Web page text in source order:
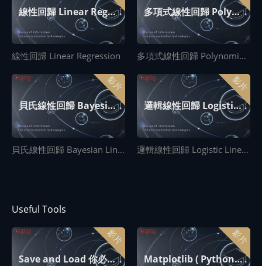
線性回歸 Linear Regression
線性回歸 Linear Regression
多項式線性回歸 Polynomial Linear Regression
多項式線性回歸 Polynomial Linear Regression
影片
貝氏線性回歸 Bayesian Linear Regression
貝氏線性回歸 Bayesian Linear Regression
影片
邏輯線性回歸 Logistic Linear Regression
邏輯線性回歸 Logistic Linear Regression
Useful Tools
影片
Save and Load 你必須要會的存檔讀檔
影片
Matplotlib ( Python 最流行的視覺化套件 )